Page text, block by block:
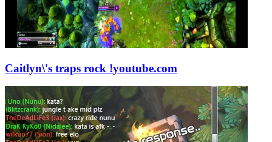
Caitlyn\'s traps rock !youtube.com